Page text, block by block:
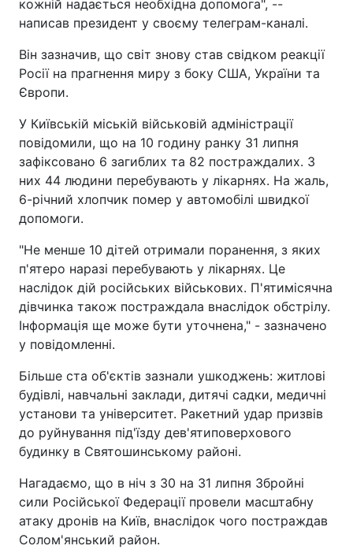
кожній надається необхідна допомога", --
написав президент у своєму телеграм-каналі.
Він зазначив, що світ знову став свідком реакції
Росії на прагнення миру з боку США, України та
Європи.
У Київській міській військовій адміністрації
повідомили, що на 10 годину ранку 31 липня
зафіксовано 6 загиблих та 82 постраждалих. З
них 44 людини перебувають у лікарнях. На жаль,
6-річний хлопчик помер у автомобілі швидкої
допомоги.
"Не менше 10 дітей отримали поранення, з яких
п'ятеро наразі перебувають у лікарнях. Це
наслідок дій російських військових. П'ятимісячна
дівчинка також постраждала внаслідок обстрілу.
Інформація ще може бути уточнена," - зазначено
у повідомленні.
Більше ста об'єктів зазнали ушкоджень: житлові
будівлі, навчальні заклади, дитячі садки, медичні
установи та університет. Ракетний удар призвів
до руйнування під'їзду дев'ятиповерхового
будинку в Святошинському районі.
Нагадаємо, що в ніч з 30 на 31 липня Збройні
сили Російської Федерації провели масштабну
атаку дронів на Київ, внаслідок чого постраждав
Солом'янський район.